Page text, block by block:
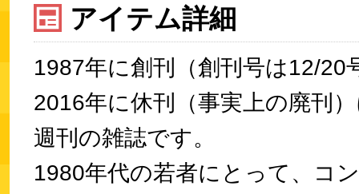
アイテム詳細
1987年に創刊（創刊号は12/20
2016年に休刊（事実上の廃刊
週刊の雑誌です。
1980年代の若者にとって、コ